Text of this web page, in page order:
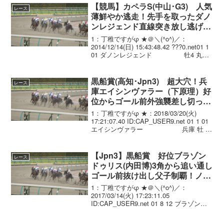
レース
【競馬】カペラS(中山･G3) 人気
薄鮮やか逃走！先手を取ったダノ
ンレジェンド直線突き放し逃げ切
り完勝！重賞初制覇
1：丁稚ですがφ ★＠＼(^o^)／：
2014/12/14(日) 15:43:48.42 ???0.net01 1
01 ダノンレジェンド 牡4 丸田
レース
黒船賞(高知･Jpn3) 超大穴！兵
庫エイシンヴァラー（下原理）好
位からゴール前外強襲差し切って
重賞初制覇！単勝234倍
1：丁稚ですがφ ★：2018/03/20(火)
17:21:07.40 ID:CAP_USER9.net 01 1 01
エイシンヴァラー 兵庫 牡 7
レース
【Jpn3】黒船賞 好位ブラゾン
ドゥリス(内田博)3角から追い通し
ゴール前抜け出し父子制覇！ノボ
ジャック産駒ダートG初V
1：丁稚ですがφ ★＠＼(^o^)／：
2017/03/14(火) 17:23:11.05
ID:CAP_USER9.net 01 8 12 ブラゾンド